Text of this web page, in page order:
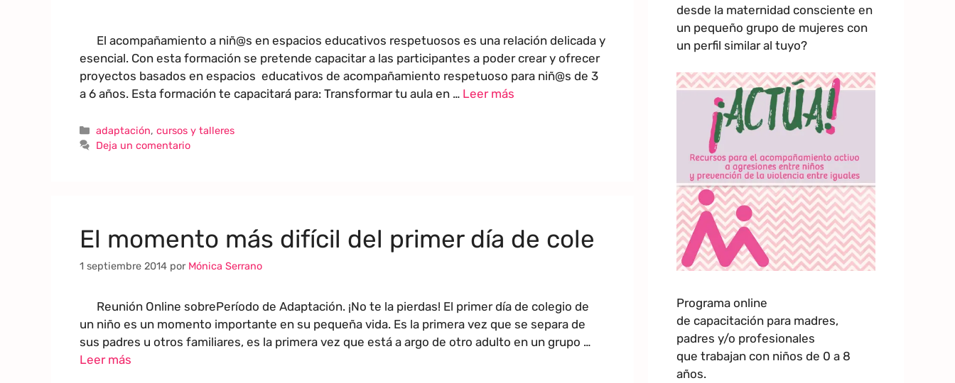
El acompañamiento a niñ@s en espacios educativos respetuosos es una relación delicada y
esencial. Con esta formación se pretende capacitar a las participantes a poder crear y ofrecer
proyectos basados en espacios educativos de acompañamiento respetuoso para niñ@s de 3
a 6 años. Esta formación te capacitará para: Transformar tu aula en … Leer más
adaptación,cursos y talleres
Deja un comentario
El momento más difícil del primer día de cole
1 septiembre 2014 por Mónica Serrano
Reunión Online sobrePeríodo de Adaptación. ¡No te la pierdas! El primer día de colegio de
un niño es un momento importante en su pequeña vida. Es la primera vez que se separa de
sus padres u otros familiares, es la primera vez que está a argo de otro adulto en un grupo …
Leer más
desde la maternidad consciente en
un pequeño grupo de mujeres con
un perfil similar al tuyo?
Programa online
de capacitación para madres,
padres y/o profesionales
que trabajan con niños de 0 a 8
años.